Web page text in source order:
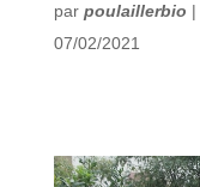
par poulaillerbio |
07/02/2021